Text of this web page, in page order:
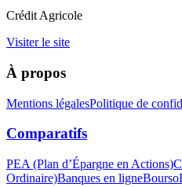
Crédit Agricole
Visiter le site
À propos
Mentions légalesPolitique de
Comparatifs
PEA (Plan d’Épargne en Actions)
Ordinaire)Banques en ligne